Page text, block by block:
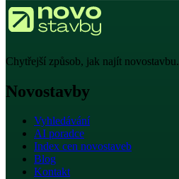
Chytřejší způsob, jak najít novostavbu.
Novostavby
Vyhledávání
AI poradce
Index cen novostaveb
Blog
Kontakt